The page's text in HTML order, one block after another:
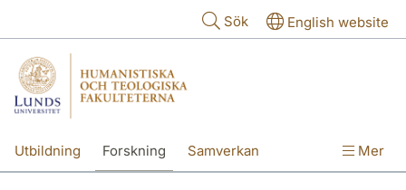
Sök English website
Utbildning Forskning Samverkan Mer